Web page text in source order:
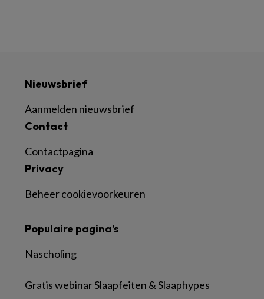
Nieuwsbrief
Aanmelden nieuwsbrief
Contact
Contactpagina
Privacy
Beheer cookievoorkeuren
Populaire pagina’s
Nascholing
Gratis webinar Slaapfeiten & Slaaphypes